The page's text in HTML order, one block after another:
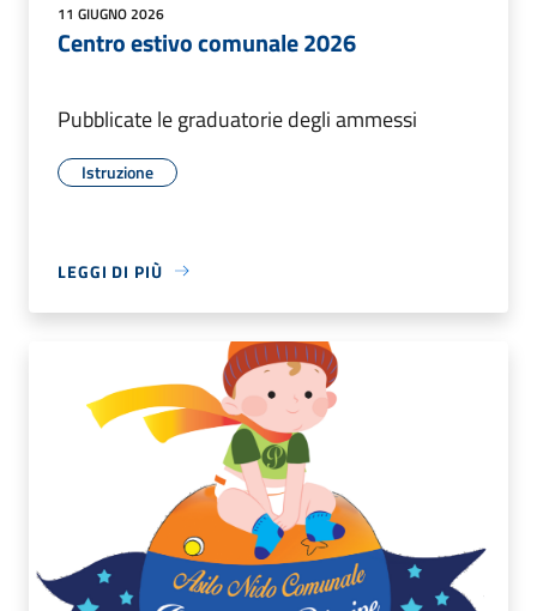
11 GIUGNO 2026
Centro estivo comunale 2026
Pubblicate le graduatorie degli ammessi
Istruzione
LEGGI DI PIÙ